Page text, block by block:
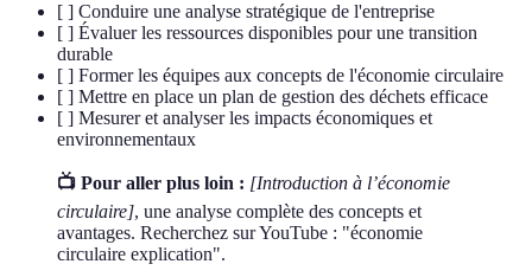
[ ] Conduire une analyse stratégique de l'entreprise
[ ] Évaluer les ressources disponibles pour une transition
durable
[ ] Former les équipes aux concepts de l'économie circulaire
[ ] Mettre en place un plan de gestion des déchets efficace
[ ] Mesurer et analyser les impacts économiques et
environnementaux
📺 Pour aller plus loin : [Introduction à l’économie
circulaire], une analyse complète des concepts et
avantages. Recherchez sur YouTube : "économie
circulaire explication".